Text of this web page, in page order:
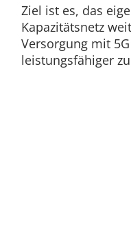
Ziel ist es, das
Kapazitätsnetz
Versorgung mit
leistungsfähiger